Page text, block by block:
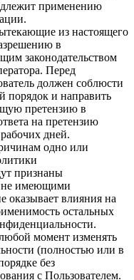
применению
из настоящего
в
законодательством
Перед
должен соблюсти
порядок и направить
претензию в
на претензию
дней.
одно или
признаны
не имеющими
оказывает влияния на
остальных
момент изменять
(полностью или в
без
с Пользователем.